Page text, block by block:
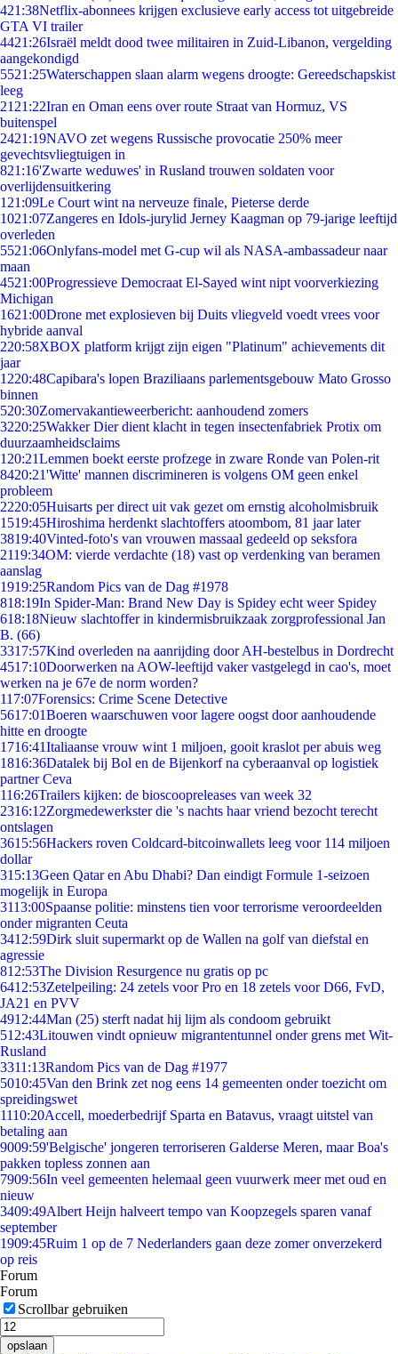
421:38Netflix-abonnees krijgen exclusieve early access tot uitgebreide
GTA VI trailer
4421:26Israël meldt dood twee militairen in Zuid-Libanon, vergelding
aangekondigd
5521:25Waterschappen slaan alarm wegens droogte: Gereedschapskist
leeg
21 21:22Iran en Oman eens over route Straat van Hormuz, VS
buitenspel
2421:19NAVO zet wegens Russische provocatie 250% meer
gevechtsvliegtuigen in
821:16'Zwarte weduwes' in Rusland trouwen soldaten voor
overlijdensuitkering
1 21:09Le Court wint na nerveuze finale, Pieterse derde
1021:07Zangeres en Idols-jurylid Jerney Kaagman op 79-jarige leeftijd
overleden
5521:06Onlyfans-model met G-cup wil als NASA-ambassadeur naar
maan
4521:00Progressieve Democraat El-Sayed wint nipt voorverkiezing
Michigan
1621:00Drone met explosieven bij Duits vliegveld voedt vrees voor
hybride aanval
220:58XBOX platform krijgt zijn eigen "Platinum" achievements dit
jaar
1220:48Capibara's lopen Braziliaans parlementsgebouw Mato Grosso
binnen
520:30Zomervakantieweerbericht: aanhoudend zomers
3220:25Wakker Dier dient klacht in tegen insectenfabriek Protix om
duurzaamheidsclaims
1 20:21Lemmen boekt eerste profzege in zware Ronde van Polen-rit
8420:21'Witte' mannen discrimineren is volgens OM geen enkel
probleem
2220:05Huisarts per direct uit vak gezet om ernstig alcoholmisbruik
1519:45Hiroshima herdenkt slachtoffers atoombom, 81 jaar later
3819:40Vinted-foto's van vrouwen massaal gedeeld op seksfora
2119:34OM: vierde verdachte (18) vast op verdenking van beramen
aanslag
1919:25Random Pics van de Dag #1978
818:19In Spider-Man: Brand New Day is Spidey echt weer Spidey
618:18Nieuw slachtoffer in kindermisbruikzaak zorgprofessional Jan
B. (66)
3317:57Kind overleden na aanrijding door AH-bestelbus in Dordrecht
4517:10Doorwerken na AOW-leeftijd vaker vastgelegd in cao's, moet
werken na je 67e de norm worden?
117:07Forensics: Crime Scene Detective
5617:01Boeren waarschuwen voor lagere oogst door aanhoudende
hitte en droogte
1716:41Italiaanse vrouw wint 1 miljoen, gooit kraslot per abuis weg
1816:36Datalek bij Bol en de Bijenkorf na cyberaanval op logistiek
partner Ceva
116:26Trailers kijken: de bioscoopreleases van week 32
2316:12Zorgmedewerkster die 's nachts haar vriend bezocht terecht
ontslagen
3615:56Hackers roven Coldcard-bitcoinwallets leeg voor 114 miljoen
dollar
315:13Geen Qatar en Abu Dhabi? Dan eindigt Formule 1-seizoen
mogelijk in Europa
3113:00Spaanse politie: minstens tien voor terrorisme veroordeelden
onder migranten Ceuta
3412:59Dirk sluit supermarkt op de Wallen na golf van diefstal en
agressie
812:53The Division Resurgence nu gratis op pc
6412:53Zetelpeiling: 24 zetels voor Pro en 18 zetels voor D66, FvD,
JA21 en PVV
4912:44Man (25) sterft nadat hij lijm als condoom gebruikt
512:43Litouwen vindt opnieuw migrantentunnel onder grens met Wit-
Rusland
3311:13Random Pics van de Dag #1977
5010:45Van den Brink zet nog eens 14 gemeenten onder toezicht om
spreidingswet
1110:20Accell, moederbedrijf Sparta en Batavus, vraagt uitstel van
betaling aan
9009:59'Belgische' jongeren terroriseren Galderse Meren, maar Boa's
pakken topless zonnen aan
7909:56In veel gemeenten helemaal geen vuurwerk meer met oud en
nieuw
3409:49Albert Heijn halveert tempo van Koopzegels sparen vanaf
september
1909:45Ruim 1 op de 7 Nederlanders gaan deze zomer onverzekerd
op reis
Forum
Forum
Scrollbar gebruiken
opslaan